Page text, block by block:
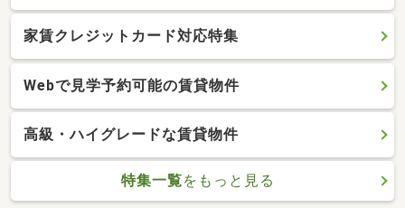
家賃クレジットカード対応特集
Webで見学予約可能の賃貸物件
高級・ハイグレードな賃貸物件
特集一覧をもっと見る